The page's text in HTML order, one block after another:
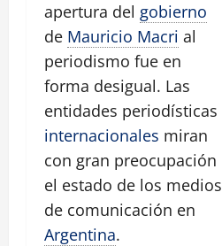
apertura del gobierno
de Mauricio Macri al
periodismo fue en
forma desigual. Las
entidades periodísticas
internacionales miran
con gran preocupación
el estado de los medios
de comunicación en
Argentina.